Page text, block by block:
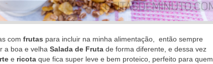
com frutaspara incluir na minha alimentação, então sempre
a boa e velha Salada de Frutade forma diferente, e dessa vez
ericotaque fica super leve e bem proteico, perfeito para quem